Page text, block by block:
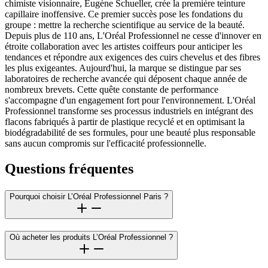
chimiste visionnaire, Eugène Schueller, crée la première teinture
capillaire inoffensive. Ce premier succès pose les fondations du
groupe : mettre la recherche scientifique au service de la beauté.
Depuis plus de 110 ans, L'Oréal Professionnel ne cesse d'innover en
étroite collaboration avec les artistes coiffeurs pour anticiper les
tendances et répondre aux exigences des cuirs chevelus et des fibres
les plus exigeantes. Aujourd'hui, la marque se distingue par ses
laboratoires de recherche avancée qui déposent chaque année de
nombreux brevets. Cette quête constante de performance
s'accompagne d'un engagement fort pour l'environnement. L'Oréal
Professionnel transforme ses processus industriels en intégrant des
flacons fabriqués à partir de plastique recyclé et en optimisant la
biodégradabilité de ses formules, pour une beauté plus responsable
sans aucun compromis sur l'efficacité professionnelle.
Questions fréquentes
Pourquoi choisir L’Oréal Professionnel Paris ?
Où acheter les produits L’Oréal Professionnel ?